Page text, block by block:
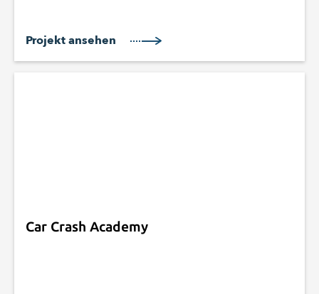
Projekt ansehen
Car Crash Academy